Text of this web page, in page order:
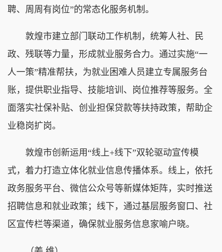
聘、周周有岗位”的常态化服务机制。
敦煌市建立部门联动工作机制，统筹人社、民
政、残联等力量，形成就业服务合力。通过实施“一
人一策”精准帮扶，为就业困难人员建立专属服务台
账，提供职业指导、技能培训、岗位推荐等服务。全
面落实社保补贴、创业担保贷款等扶持政策，帮助企
业稳岗扩岗。
敦煌市创新运用“线上+线下”双轮驱动宣传模
式，着力打造立体化就业信息传播体系。线上，依托
政务服务平台、微信公众号等新媒体矩阵，实时推送
招聘信息和就业政策；线下，通过基层服务窗口、社
区宣传栏等渠道，确保就业服务信息家喻户晓。